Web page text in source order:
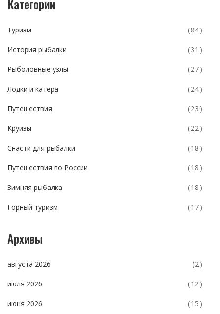
Категории
Туризм (84)
История рыбалки (31)
Рыболовные узлы (27)
Лодки и катера (24)
Путешествия (23)
Круизы (22)
Снасти для рыбалки (18)
Путешествия по России (18)
Зимняя рыбалка (18)
Горный туризм (17)
Архивы
августа 2026 (2)
июля 2026 (12)
июня 2026 (15)